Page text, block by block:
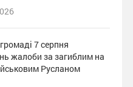
7 серпня
жалоби за загиблим на
Русланом